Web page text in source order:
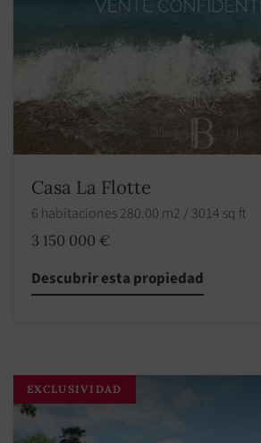
Casa La Flotte
6 habitaciones 280.00 m2 / 3014 sq ft
3 150 000 €
Descubrir esta propiedad
EXCLUSIVIDAD